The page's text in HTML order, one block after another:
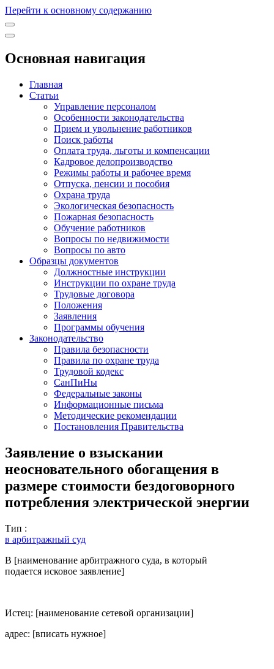
Перейти к основному содержанию
Основная навигация
Главная
Статьи
Управление персоналом
Особенности законодательства
Прием и увольнение работников
Поиск работы
Оплата труда, льготы и компенсации
Кадровое делопроизводство
Режимы работы и рабочее время
Отпуска, пенсии и пособия
Охрана труда
Экологическая безопасность
Пожарная безопасность
Обучение работников
Вопросы по недвижимости
Вопросы по авто
Образцы документов
Должностные инструкции
Инструкции по охране труда
Трудовые договора
Положения
Заявления
Программы обучения
Законодательство
Правила безопасности
Правила по охране труда
Трудовой кодекс
СанПиНы
Федеральные законы
Информационные письма
Методические рекомендации
Постановления Правительства
Заявление о взыскании
неосновательного обогащения в
размере стоимости бездоговорного
потребления электрической энергии
Тип :
в арбитражный суд
В [наименование арбитражного суда, в который
подается исковое заявление]
Истец: [наименование сетевой организации]
адрес: [вписать нужное]